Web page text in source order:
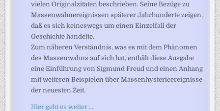
vielen Originalzitaten beschrieben. Seine Bezüge zu
Massenwahnereignissen späterer Jahrhunderte zeigen,
daß es sich keineswegs um einen Einzelfall der
Geschichte handelte.
Zum näheren Verständnis, was es mit dem Phänomen
des Massenwahns auf sich hat, enthält diese Ausgabe
eine Einführung von Sigmund Freud und einen Anhang
mit weiteren Beispielen über Massenhysterieereignisse
der neuesten Zeit.
Hier geht es weiter …